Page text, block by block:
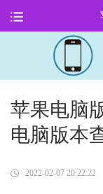
苹果电脑
电脑版本
2022-02-07 20:22:22